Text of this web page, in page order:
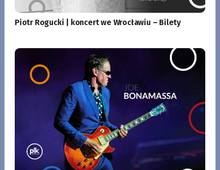
Piotr Rogucki | koncert we Wrocławiu – Bilety